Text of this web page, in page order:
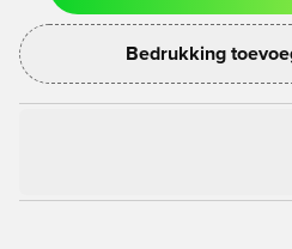
Bedrukking